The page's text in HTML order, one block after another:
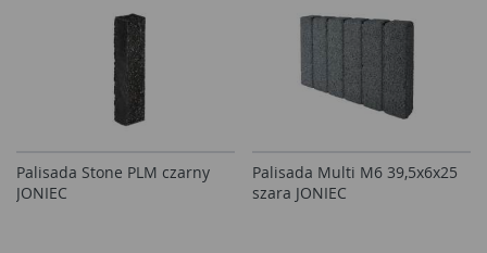
Palisada Stone PLM czarny
JONIEC
Palisada Multi M6 39,5x6x25
szara JONIEC